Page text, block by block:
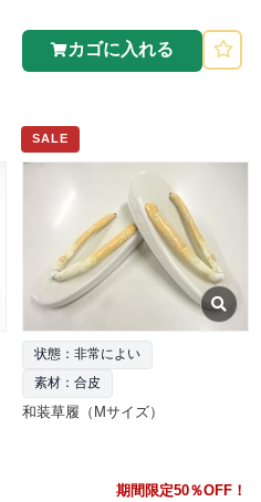
カゴに入れる
SALE
状態：非常によい
素材：合皮
和装草履（Mサイズ）
期間限定50％OFF！